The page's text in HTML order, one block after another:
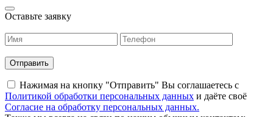
Оставьте заявку
Нажимая на кнопку "Отправить" Вы соглашаетесь c
Политикой обработки персональных данных и даёте своё
Согласие на обработку персональных данных.